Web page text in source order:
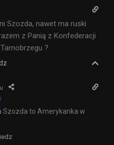
Szozda, nawet ma ruski
z Panią z Konfederacji
?
Szozda to Amerykanka w